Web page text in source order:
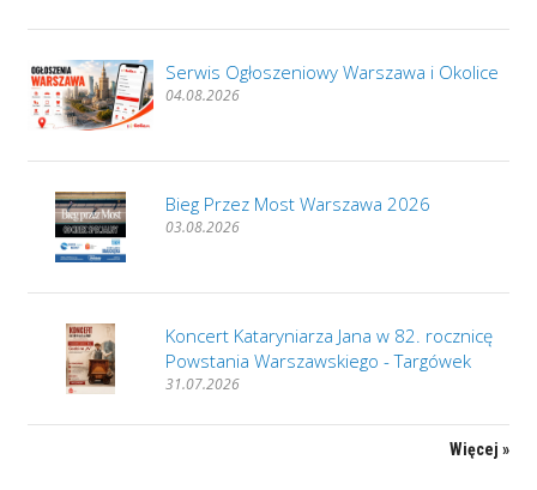
Serwis Ogłoszeniowy Warszawa i Okolice
04.08.2026
Bieg Przez Most Warszawa 2026
03.08.2026
Koncert Kataryniarza Jana w 82. rocznicę
Powstania Warszawskiego - Targówek
31.07.2026
Więcej »